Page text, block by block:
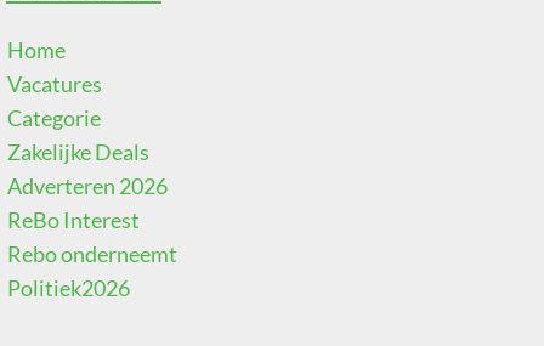
Home
Vacatures
Categorie
Zakelijke Deals
Adverteren 2026
ReBo Interest
Rebo onderneemt
Politiek2026